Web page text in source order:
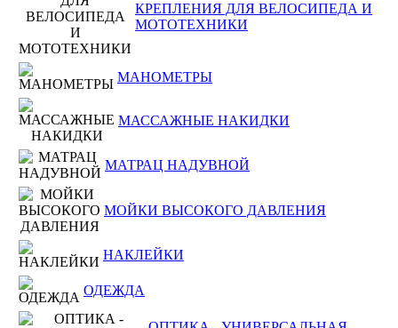
КРЕПЛЕНИЯ ДЛЯ ВЕЛОСИПЕДА И
МОТОТЕХНИКИ
МАНОМЕТРЫ
МАССАЖНЫЕ НАКИДКИ
МАТРАЦ НАДУВНОЙ
МОЙКИ ВЫСОКОГО ДАВЛЕНИЯ
НАКЛЕЙКИ
ОДЕЖДА